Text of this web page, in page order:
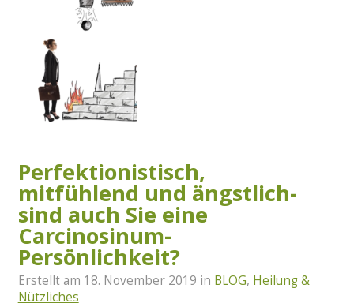
Perfektionistisch,
mitfühlend und ängstlich-
sind auch Sie eine
Carcinosinum-
Persönlichkeit?
Erstellt am 18. November 2019 in BLOG, Heilung &
Nützliches